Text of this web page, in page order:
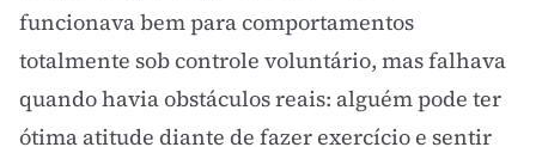
funcionava bem para comportamentos
totalmente sob controle voluntário, mas falhava
quando havia obstáculos reais: alguém pode ter
ótima atitude diante de fazer exercício e sentir